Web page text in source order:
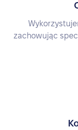
zachowując